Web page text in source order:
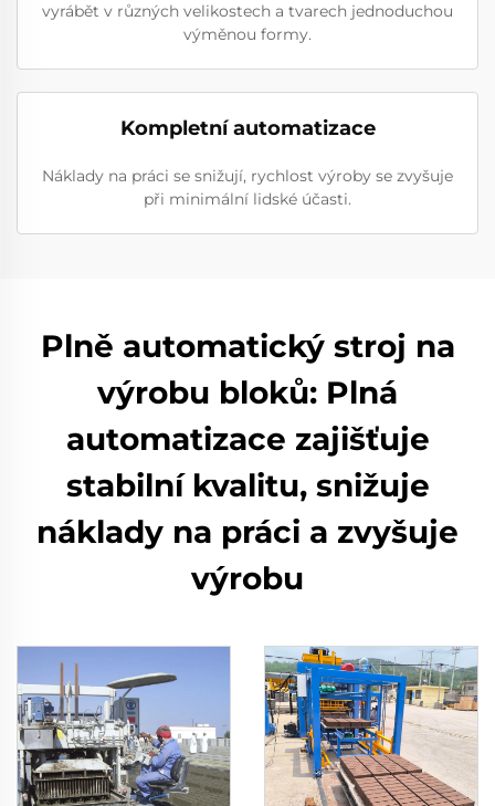
vyrábět v různých velikostech a tvarech jednoduchou
výměnou formy.
Kompletní automatizace
Náklady na práci se snižují, rychlost výroby se zvyšuje
při minimální lidské účasti.
Plně automatický stroj na
výrobu bloků: Plná
automatizace zajišťuje
stabilní kvalitu, snižuje
náklady na práci a zvyšuje
výrobu